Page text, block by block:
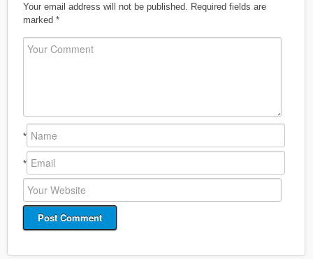
Your email address will not be published. Required fields are
marked *
*
*